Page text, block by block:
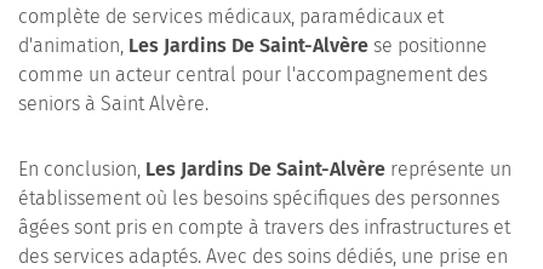
complète de services médicaux, paramédicaux et
d'animation, Les Jardins De Saint-Alvère se positionne
comme un acteur central pour l'accompagnement des
seniors à Saint Alvère.
En conclusion, Les Jardins De Saint-Alvère représente un
établissement où les besoins spécifiques des personnes
âgées sont pris en compte à travers des infrastructures et
des services adaptés. Avec des soins dédiés, une prise en